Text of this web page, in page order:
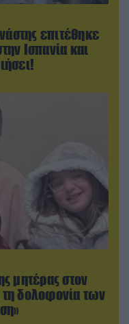
επιτέθηκε
Ισπανία και
μητέρας στον
δολοφονία των